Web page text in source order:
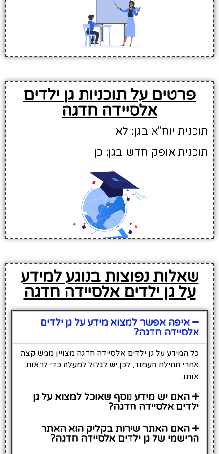
פרטים על תוכניות גן ילדים
אלסיידה חדגה
תוכנית יוח"א בגן: לא
תוכנית אופק חדש בגן: כן
שאלות נפוצות בנוגע למידע
על גן ילדים אלסיידה חדגה
איפה אפשר למצוא מידע על גן ילדים
אלסיידה חדגה?
כל המידע על גן ילדים אלסיידה חדגה מצויין ממש קצת
אחרי תחילת העמוד, לכן יש לגלול למעלה כדי לראות
אותו.
האם יש מידע נוסף שאוכל למצוא על גן
ילדים אלסיידה חדגה?
האם האתר שירות בקליק הוא האתר
הרישמי של גן ילדים אלסיידה חדגה?